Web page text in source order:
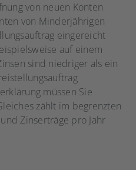
von neuen Konten
von Minderjährigen
eingereicht
auf einem
sind niedriger als ein
müssen Sie
zählt im begrenzten
Zinserträge pro Jahr